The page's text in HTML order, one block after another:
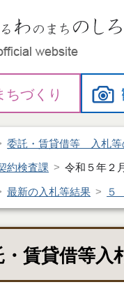
ちづくり
委託・賃貸借等 入札等
約検査課 令和５年２
最新の入札等結果 ５
賃貸借等入